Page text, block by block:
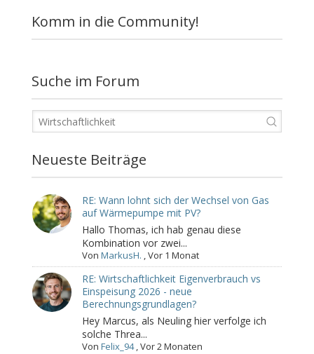
Komm in die Community!
Suche im Forum
Neueste Beiträge
RE: Wann lohnt sich der Wechsel von Gas
auf Wärmepumpe mit PV?
Hallo Thomas, ich hab genau diese
Kombination vor zwei...
VonMarkusH. ,Vor 1 Monat
RE: Wirtschaftlichkeit Eigenverbrauch vs
Einspeisung 2026 - neue
Berechnungsgrundlagen?
Hey Marcus, als Neuling hier verfolge ich
solche Threa...
VonFelix_94 ,Vor 2 Monaten